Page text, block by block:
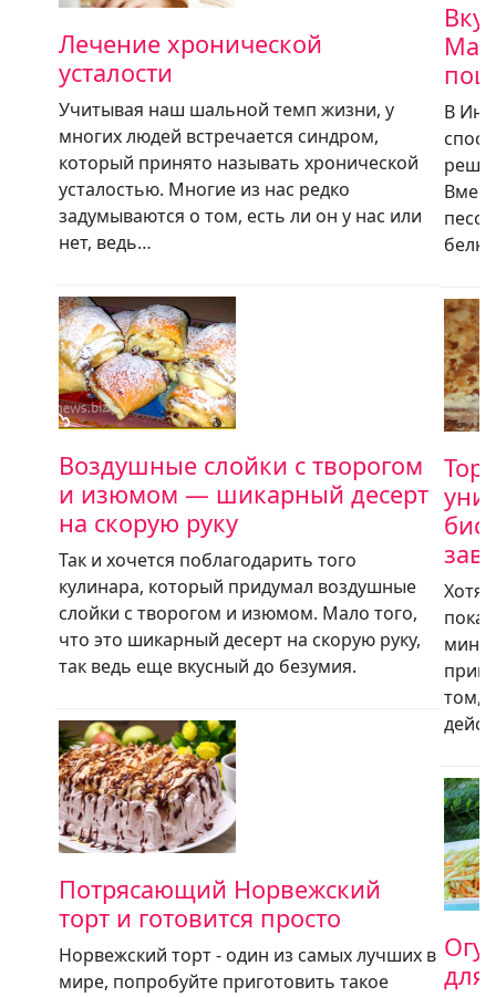
Лечение хронической
усталости
Учитывая наш шальной темп жизни, у
многих людей встречается синдром,
который принято называть хронической
усталостью. Многие из нас редко
задумываются о том, есть ли он у нас или
нет, ведь…
Воздушные слойки с творогом
и изюмом — шикарный десерт
на скорую руку
Так и хочется поблагодарить того
кулинара, который придумал воздушные
слойки с творогом и изюмом. Мало того,
что это шикарный десерт на скорую руку,
так ведь еще вкусный до безумия.
Потрясающий Норвежский
торт и готовится просто
Норвежский торт - один из самых лучших в
мире, попробуйте приготовить такое
В
Хотя
том,
для